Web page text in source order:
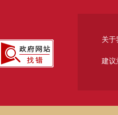
关于
建议